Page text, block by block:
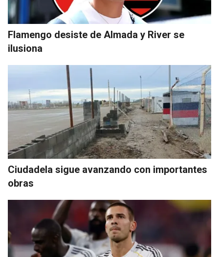
Flamengo desiste de Almada y River se
ilusiona
Ciudadela sigue avanzando con importantes
obras